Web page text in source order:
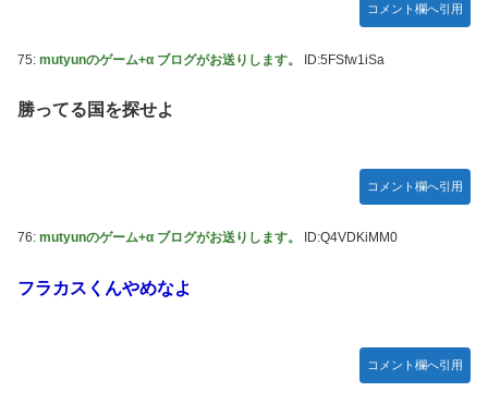
コメント欄へ引用
75: mutyunのゲーム+α ブログがお送りします。 ID:5FSfw1iSa
勝ってる国を探せよ
コメント欄へ引用
76: mutyunのゲーム+α ブログがお送りします。 ID:Q4VDKiMM0
フラカスくんやめなよ
コメント欄へ引用